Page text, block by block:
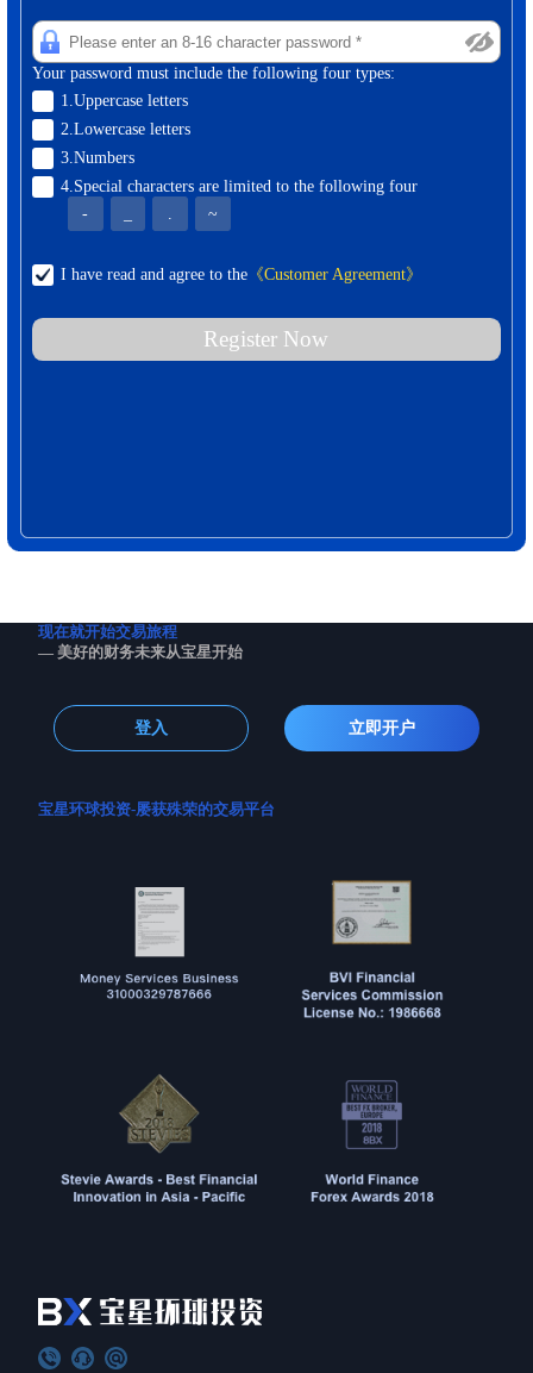
Your password must include the following four types:
1.Uppercase letters
2.Lowercase letters
3.Numbers
4.Special characters are limited to the following four
-
~
I have read and agree to the《Customer Agreement》
Register Now
现在就开始交易旅程
— 美好的财务未来从宝星开始
登入 立即开户
宝星环球投资-屡获殊荣的交易平台